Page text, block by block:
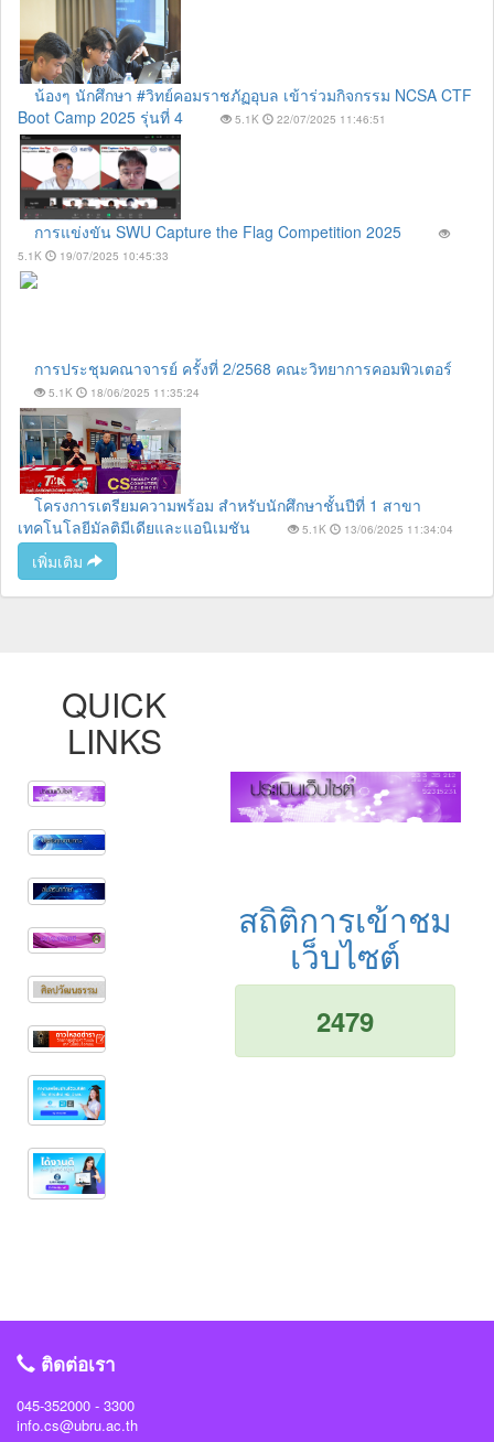
น้องๆ นักศึกษา #วิทย์คอมราชภัฏอุบล เข้าร่วมกิจกรรม NCSA CTF
Boot Camp 2025 รุ่นที่ 4
5.1K 22/07/2025 11:46:51
การแข่งขัน SWU Capture the Flag Competition 2025
5.1K 19/07/2025 10:45:33
การประชุมคณาจารย์ ครั้งที่ 2/2568 คณะวิทยาการคอมพิวเตอร์
5.1K 18/06/2025 11:35:24
โครงการเตรียมความพร้อม สำหรับนักศึกษาชั้นปีที่ 1 สาขา
เทคโนโลยีมัลติมีเดียและแอนิเมชัน
5.1K 13/06/2025 11:34:04
เพิ่มเติม
QUICK
LINKS
สถิติการเข้าชม
เว็บไซต์
2479
ติดต่อเรา
045-352000 - 3300
info.cs@ubru.ac.th